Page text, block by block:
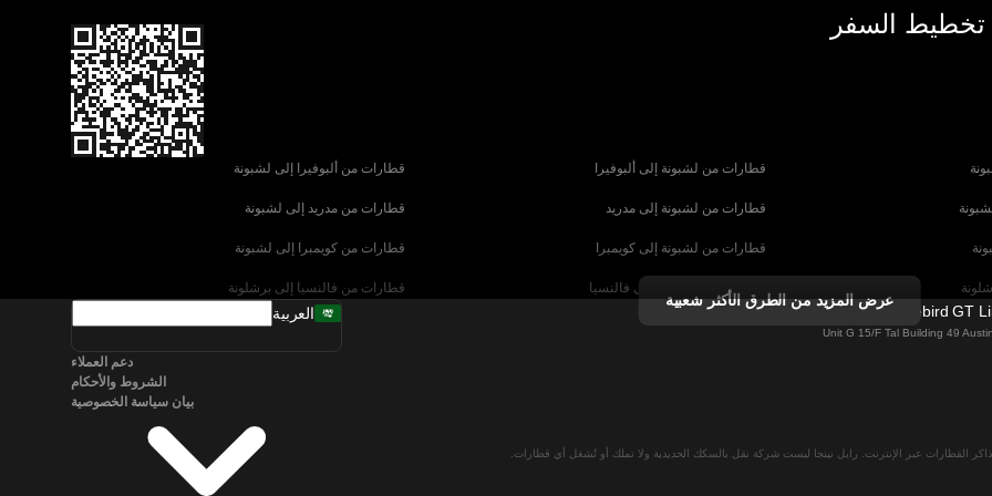
تخطيط السفر
قطارات من لشبونة إلى ألبوفيرا قطارات من ألبوفيرا إلى لشبونة
قطارات من لشبونة إلى مدريد قطارات من مدريد إلى لشبونة
قطارات من لشبونة إلى كويمبرا قطارات من كويمبرا إلى لشبونة
قطارات من برشلونة إلى فالنسيا قطارات من فالنسيا إلى برشلونة
قطارات من إشبيلية إلى برشلونة
قطارات من فيينا إلى سالزبورغ قطارات من سالزبورغ إلى فيينا
عرض المزيد من الطرق الأكثر شعبية
Firebird GT
Unit G 15/F Tal Building 49
القطارات عبر الإنترنت. رايل نينجا ليست شركة نقل بالسكك الحديدية ولا تملك أو تُشغل أي قطارات.
العربية
دعم العملاء
الشروط والأحكام
بيان سياسة الخصوصية